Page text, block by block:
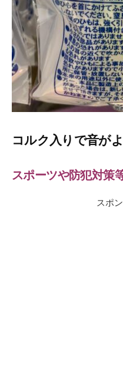
コルク入りで音が
スポーツや防犯対策
スポ